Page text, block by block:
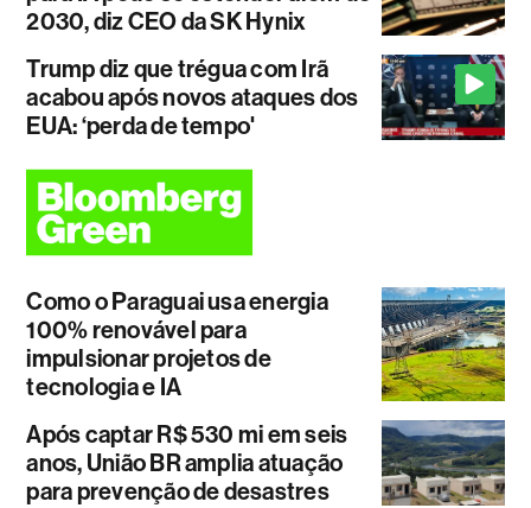
2030, diz CEO da SK Hynix
Trump diz que trégua com Irã
acabou após novos ataques dos
EUA: ‘perda de tempo'
Como o Paraguai usa energia
100% renovável para
impulsionar projetos de
tecnologia e IA
Após captar R$ 530 mi em seis
anos, União BR amplia atuação
para prevenção de desastres